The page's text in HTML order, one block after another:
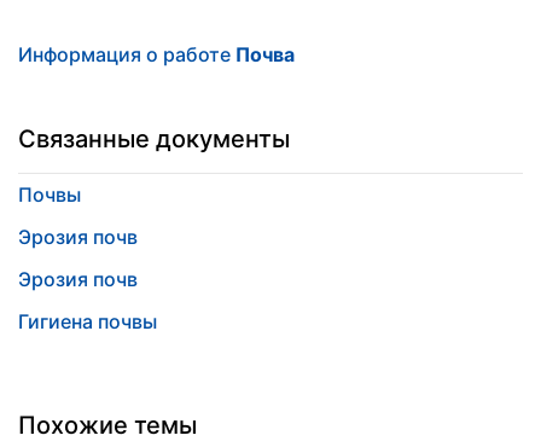
Информация о работе Почва
Связанные документы
Почвы
Эрозия почв
Эрозия почв
Гигиена почвы
Похожие темы